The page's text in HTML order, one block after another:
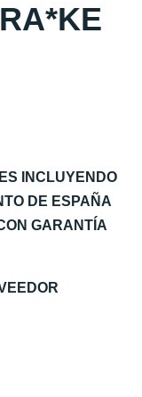
INCLUYENDO
DE ESPAÑA
GARANTÍA